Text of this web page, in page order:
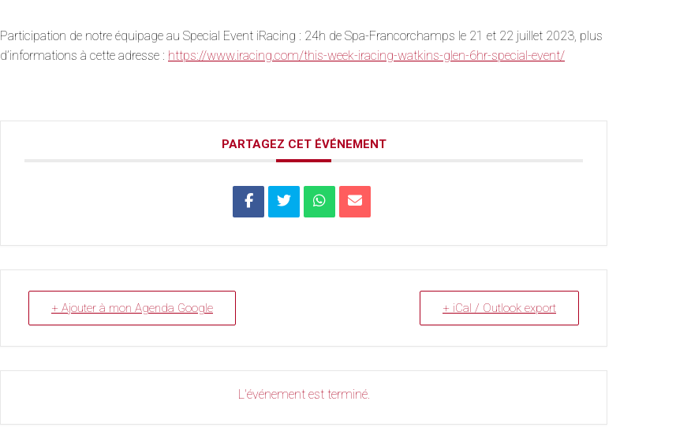
Participation de notre équipage au Special Event iRacing : 24h de Spa-Francorchamps le 21 et 22 juillet 2023, plus
d’informations à cette adresse : https://www.iracing.com/this-week-iracing-watkins-glen-6hr-special-event/
PARTAGEZ CET ÉVÉNEMENT
+ Ajouter à mon Agenda Google + iCal / Outlook export
L'événement est terminé.